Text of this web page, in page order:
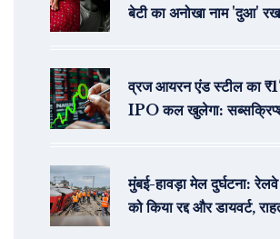
बेटी का अनोखा नाम 'दुआ'
व्रज आयरन एंड स्टील का
IPO कल खुलेगा:
मुंबई-हावड़ा मेल दुर्घटना:
को किया रद्द और डायवर्ट,